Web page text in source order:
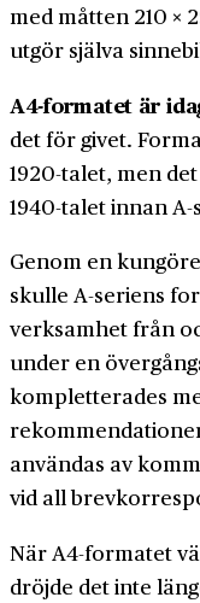
med måtten 210 ×
utgör själva
A4-formatet är
det för givet.
1920-talet, men
1940-talet innan
Genom en
skulle A-seriens
verksamhet från
under en
kompletterades
användas av
vid all
När A4-formatet
dröjde det inte